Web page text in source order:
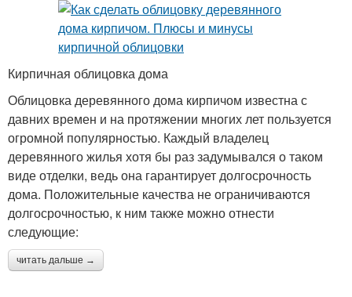
Кирпичная облицовка дома
Облицовка деревянного дома кирпичом известна с
давних времен и на протяжении многих лет пользуется
огромной популярностью. Каждый владелец
деревянного жилья хотя бы раз задумывался о таком
виде отделки, ведь она гарантирует долгосрочность
дома. Положительные качества не ограничиваются
долгосрочностью, к ним также можно отнести
следующие:
читать дальше →